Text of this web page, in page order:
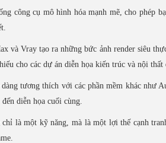
công cụ mô hình hóa mạnh mẽ, cho phép
và Vray tạo ra những bức ảnh render siêu
cho các dự án diễn họa kiến trúc và nội thất
tương thích với các phần mềm khác như
diễn họa cuối cùng.
là một kỹ năng, mà là một lợi thế cạnh